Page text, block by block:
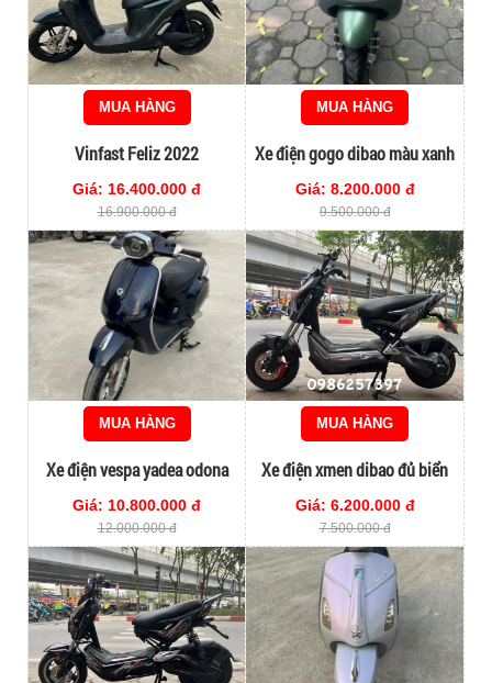
MUA HÀNG
Vinfast Feliz 2022
Giá: 16.400.000 đ
16.900.000 đ
MUA HÀNG
Xe điện gogo dibao màu xanh
Giá: 8.200.000 đ
9.500.000 đ
MUA HÀNG
Xe điện vespa yadea odona
Giá: 10.800.000 đ
12.000.000 đ
MUA HÀNG
Xe điện xmen dibao đủ biển
Giá: 6.200.000 đ
7.500.000 đ